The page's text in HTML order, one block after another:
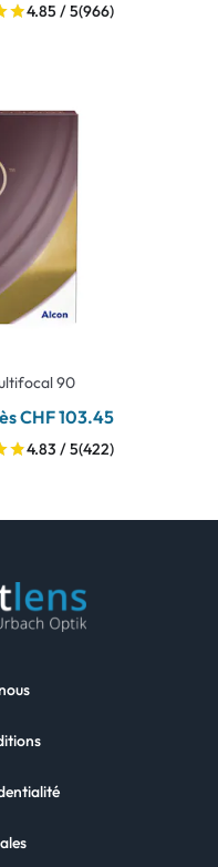
4.85 / 5(966)
90
CHF 103.45
4.83 / 5(422)